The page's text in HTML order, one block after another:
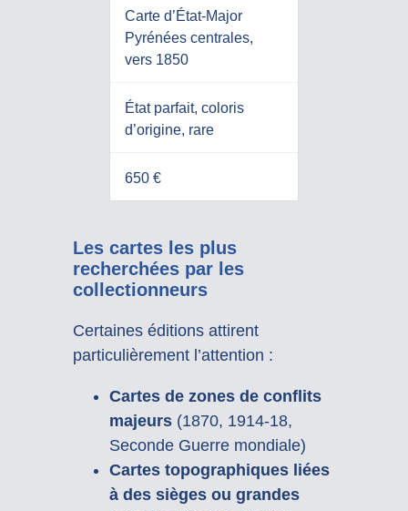
Carte d’État-Major
Pyrénées centrales,
vers 1850
État parfait, coloris
d’origine, rare
650 €
Les cartes les plus
recherchées par les
collectionneurs
Certaines éditions attirent
particulièrement l’attention :
Cartes de zones de conflits
majeurs(1870, 1914-18,
Seconde Guerre mondiale)
Cartes topographiques liées
à des sièges ou grandes